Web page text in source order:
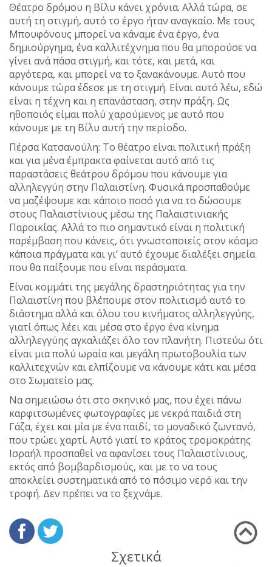
Θέατρο δρόμου η Βίλυ κάνει χρόνια. Αλλά τώρα, σε
αυτή τη στιγμή, αυτό το έργο ήταν αναγκαίο. Με τους
Μπουφόνους μπορεί να κάναμε ένα έργο, ένα
δημιούργημα, ένα καλλιτέχνημα που θα μπορούσε να
γίνει ανά πάσα στιγμή, και τότε, και μετά, και
αργότερα, και μπορεί να το ξανακάνουμε. Αυτό που
κάνουμε τώρα έδεσε με τη στιγμή. Είναι αυτό λέω, εδώ
είναι η τέχνη και η επανάσταση, στην πράξη. Ως
ηθοποιός είμαι πολύ χαρούμενος με αυτό που
κάνουμε με τη Βίλυ αυτή την περίοδο.
Πέρσα Κατσανούλη: Το θέατρο είναι πολιτική πράξη
και για μένα έμπρακτα φαίνεται αυτό από τις
παραστάσεις θεάτρου δρόμου που κάνουμε για
αλληλεγγύη στην Παλαιστίνη. Φυσικά προσπαθούμε
να μαζέψουμε και κάποιο ποσό για να το δώσουμε
στους Παλαιστίνιους μέσω της Παλαιστινιακής
Παροικίας. Αλλά το πιο σημαντικό είναι η πολιτική
παρέμβαση που κάνεις, ότι γνωστοποιείς στον κόσμο
κάποια πράγματα και γι’ αυτό έχουμε διαλέξει σημεία
που θα παίξουμε που είναι περάσματα.
Είναι κομμάτι της μεγάλης δραστηριότητας για την
Παλαιστίνη που βλέπουμε στον πολιτισμό αυτό το
διάστημα αλλά και όλου του κινήματος αλληλεγγύης,
γιατί όπως λέει και μέσα στο έργο ένα κίνημα
αλληλεγγύης αγκαλιάζει όλο τον πλανήτη. Πιστεύω ότι
είναι μια πολύ ωραία και μεγάλη πρωτοβουλία των
καλλιτεχνών και ελπίζουμε να κάνουμε κάτι και μέσα
στο Σωματείο μας.
Να σημειώσω ότι στο σκηνικό μας, που έχει πάνω
καρφιτσωμένες φωτογραφίες με νεκρά παιδιά στη
Γάζα, έχει και μία με ένα παιδί, το μοναδικό ζωντανό,
που τρώει χαρτί. Αυτό γιατί το κράτος τρομοκράτης
Ισραήλ προσπαθεί να αφανίσει τους Παλαιστίνιους,
εκτός από βομβαρδισμούς, και με το να τους
αποκλείει συστηματικά από το πόσιμο νερό και την
τροφή. Δεν πρέπει να το ξεχνάμε.
Σχετικά